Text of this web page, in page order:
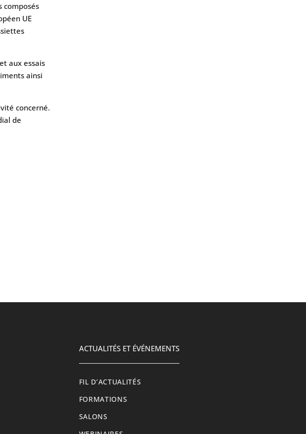
composés
UE
aux essais
ainsi
concerné.
de
ACTUALITÉS ET ÉVÉNEMENTS
FIL D’ACTUALITÉS
FORMATIONS
SALONS